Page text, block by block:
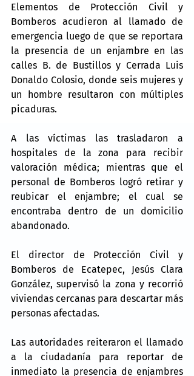
Elementos de Protección Civil y
Bomberos acudieron al llamado de
emergencia luego de que se reportara
la presencia de un enjambre en las
calles B. de Bustillos y Cerrada Luis
Donaldo Colosio, donde seis mujeres y
un hombre resultaron con múltiples
picaduras.
A las víctimas las trasladaron a
hospitales de la zona para recibir
valoración médica; mientras que el
personal de Bomberos logró retirar y
reubicar el enjambre; el cual se
encontraba dentro de un domicilio
abandonado.
El director de Protección Civil y
Bomberos de Ecatepec, Jesús Clara
González, supervisó la zona y recorrió
viviendas cercanas para descartar más
personas afectadas.
Las autoridades reiteraron el llamado
a la ciudadanía para reportar de
inmediato la presencia de enjambres